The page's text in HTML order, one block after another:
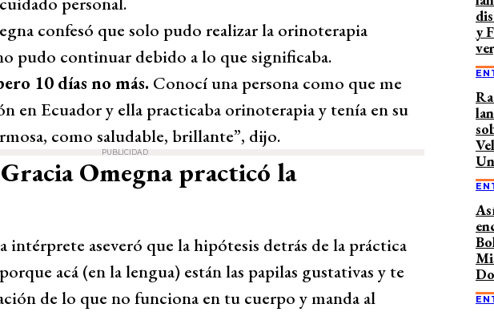
confesó que solo pudo realizar la orinoterapia
pudo continuar debido a lo que significaba.
10 días no más. Conocí una persona como que me
en Ecuador y ella practicaba orinoterapia y tenía en su
como saludable, brillante”, dijo.
PUBLICIDAD
Omegna practicó la
intérprete aseveró que la hipótesis detrás de la práctica
acá (en la lengua) están las papilas gustativas y te
de lo que no funciona en tu cuerpo y manda al
y